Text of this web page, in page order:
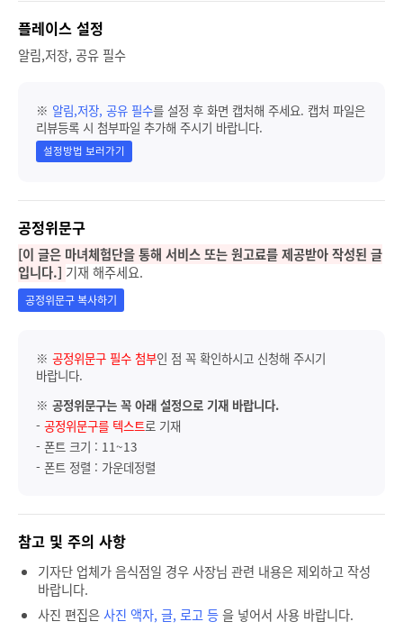
플레이스 설정
알림,저장, 공유 필수
※ 알림,저장, 공유 필수를 설정 후 화면 캡처해 주세요. 캡처 파일은
리뷰등록 시 첨부파일 추가해 주시기 바랍니다.
설정방법 보러가기
공정위문구
[이 글은 마녀체험단을 통해 서비스 또는 원고료를 제공받아 작성된 글
입니다.] 기재 해주세요.
공정위문구 복사하기
※ 공정위문구 필수 첨부인 점 꼭 확인하시고 신청해 주시기
바랍니다.
※ 공정위문구는 꼭 아래 설정으로 기재 바랍니다.
- 공정위문구를 텍스트로 기재
- 폰트 크기 : 11~13
- 폰트 정렬 : 가운데정렬
참고 및 주의 사항
기자단 업체가 음식점일 경우 사장님 관련 내용은 제외하고 작성
바랍니다.
사진 편집은사진 액자, 글, 로고 등을 넣어서 사용 바랍니다.